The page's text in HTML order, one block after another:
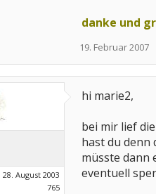
danke und
19. Februar 2007
28. August 2003
765
hi marie2,
bei mir lief
hast du denn
müsste dann
eventuell